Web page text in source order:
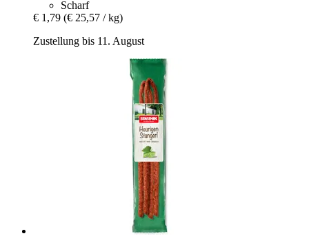
Scharf
€ 1,79 (€ 25,57 / kg)
Zustellung bis 11. August